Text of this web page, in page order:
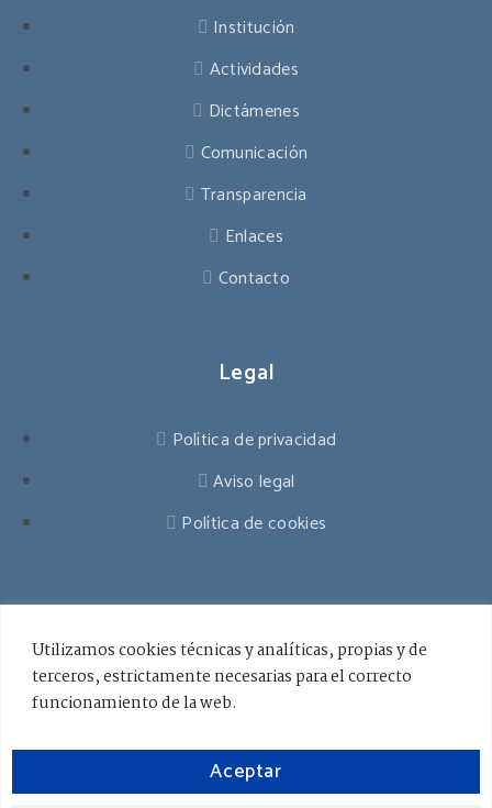
Utilizamos cookies técnicas y analíticas, propias y de
terceros, estrictamente necesarias para el correcto
funcionamiento de la web.
Aceptar
Institución
Actividades
Dictámenes
Comunicación
Transparencia
Enlaces
Contacto
Legal
Política de privacidad
Aviso legal
Política de cookies
941 545 178
Lunes - Viernes / 8.00 - 18.00